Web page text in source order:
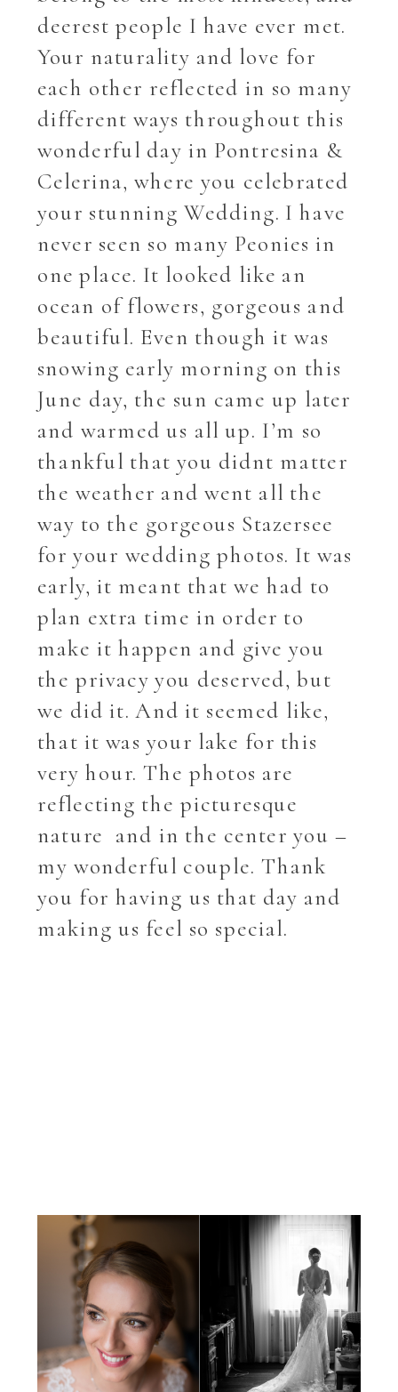
deerest people I have ever met.
Your naturality and love for
each other reflected in so many
different ways throughout this
wonderful day in Pontresina &
Celerina, where you celebrated
your stunning Wedding. I have
never seen so many Peonies in
one place. It looked like an
ocean of flowers, gorgeous and
beautiful. Even though it was
snowing early morning on this
June day, the sun came up later
and warmed us all up. I’m so
thankful that you didnt matter
the weather and went all the
way to the gorgeous Stazersee
for your wedding photos. It was
early, it meant that we had to
plan extra time in order to
make it happen and give you
the privacy you deserved, but
we did it. And it seemed like,
that it was your lake for this
very hour. The photos are
reflecting the picturesque
nature and in the center you –
my wonderful couple. Thank
you for having us that day and
making us feel so special.